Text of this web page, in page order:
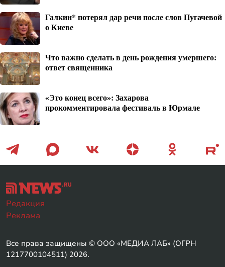
Галкин* потерял дар речи после слов Пугачевой
о Киеве
Что важно сделать в день рождения умершего:
ответ священника
«Это конец всего»: Захарова
прокомментировала фестиваль в Юрмале
Редакция
Реклама
Все права защищены © ООО «МЕДИА ЛАБ» (ОГРН
1217700104511) 2026.